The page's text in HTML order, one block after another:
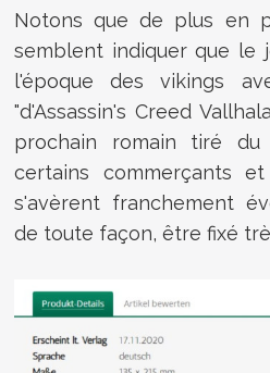
Notons que de plus en
semblent indiquer que le
l'époque des vikings
"d'Assassin's Creed
prochain romain tiré
certains commerçants
s'avèrent franchement
de toute façon, être fixé